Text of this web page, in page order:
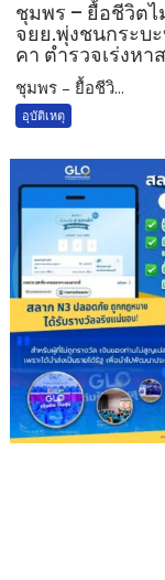
ชุมพร – ยื้อชีวิตไ
จยย.พุ่งชนกระบ
คา ตำรวจเร่งหา
ชุมพร – ยื้อชีวิ...
อุบัติเหตุ